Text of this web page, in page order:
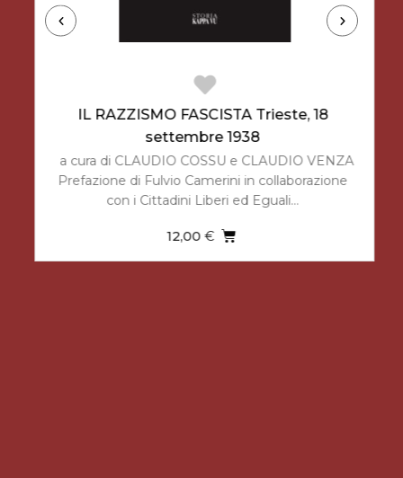
IL RAZZISMO FASCISTA Trieste, 18
settembre 1938
a cura di CLAUDIO COSSU e CLAUDIO VENZA
Prefazione di Fulvio Camerini in collaborazione
con i Cittadini Liberi ed Eguali…
12,00 €